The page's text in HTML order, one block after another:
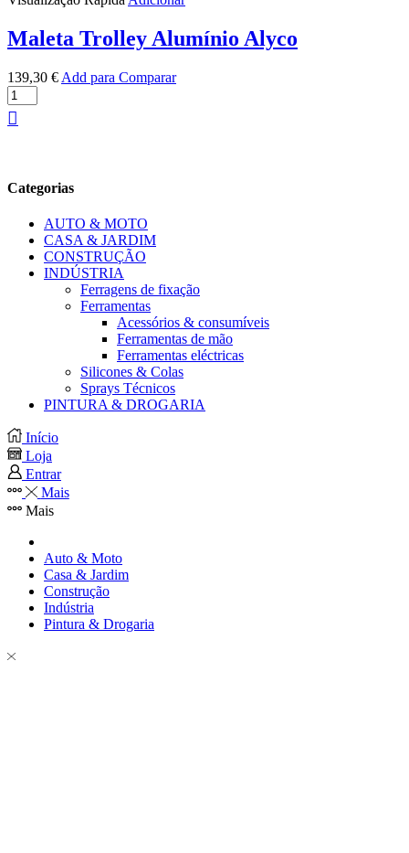
Maleta Trolley Alumínio Alyco
139,30 € Add para Comparar
Quantidade
de
Maleta
Categorias
AUTO & MOTO
CASA & JARDIM
CONSTRUÇÃO
INDÚSTRIA
Ferragens de fixação
Ferramentas
Acessórios & consumíveis
Ferramentas de mão
Ferramentas eléctricas
Silicones & Colas
Sprays Técnicos
PINTURA & DROGARIA
Início
Loja
Entrar
Mais
Mais
Auto & Moto
Casa & Jardim
Construção
Indústria
Pintura & Drogaria